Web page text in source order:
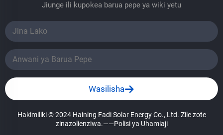
Jiunge ili kupokea barua pepe ya wiki yetu
Wasilisha
Hakimiliki © 2024 Haining Fadi Solar Energy Co., Ltd. Zile zote
zinazolienziwa.——Polisi ya Uhamiaji